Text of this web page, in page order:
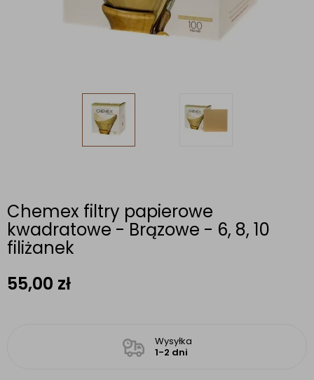
Chemex filtry papierowe
kwadratowe - Brązowe - 6, 8, 10
filiżanek
55,00 zł
Wysyłka
1-2 dni